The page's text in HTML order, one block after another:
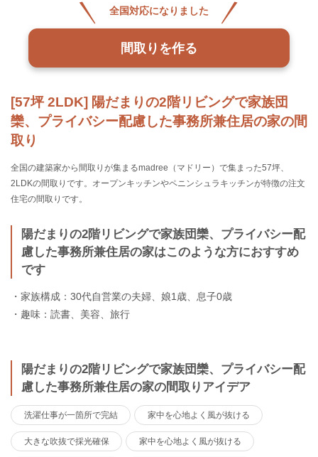
[57坪 2LDK] 陽だまりの2階リビングで家族団
欒、プライバシー配慮した事務所兼住居の家の間
取り
全国の建築家から間取りが集まるmadree（マドリー）で集まった57坪、
2LDKの間取りです。オープンキッチンやペニンシュラキッチンが特徴の注文
住宅の間取りです。
陽だまりの2階リビングで家族団欒、プライバシー配
慮した事務所兼住居の家はこのような方におすすめ
です
・家族構成：30代自営業の夫婦、娘1歳、息子0歳
・趣味：読書、美容、旅行
陽だまりの2階リビングで家族団欒、プライバシー配
慮した事務所兼住居の家の間取りアイデア
洗濯仕事が一箇所で完結 家中を心地よく風が抜ける
大きな吹抜で採光確保 家中を心地よく風が抜ける
全国対応になりました
間取りを作る